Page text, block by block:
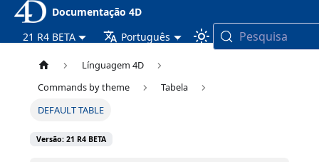
Documentação 4D
21 R4 BETA
Português Pesquisa
Línguagem 4D
Commands by theme
Tabela
DEFAULT TABLE
Versão: 21 R4 BETA